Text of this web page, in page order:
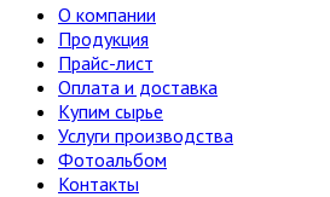
О компании
Продукция
Прайс-лист
Оплата и доставка
Купим сырье
Услуги производства
Фотоальбом
Контакты